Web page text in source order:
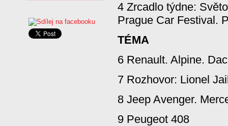
4 Zrcadlo týdne:
Prague Car Festival.
TÉMA
6 Renault. Alpine.
7 Rozhovor: Lionel
8 Jeep Avenger.
9 Peugeot 408